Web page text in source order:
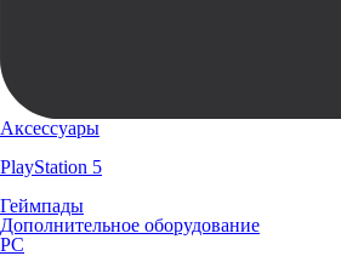
Аксессуары
PlayStation 5
Геймпады
Дополнительное оборудование
PC